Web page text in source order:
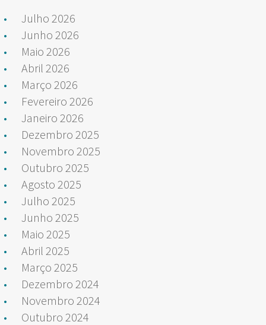
Julho 2026
Junho 2026
Maio 2026
Abril 2026
Março 2026
Fevereiro 2026
Janeiro 2026
Dezembro 2025
Novembro 2025
Outubro 2025
Agosto 2025
Julho 2025
Junho 2025
Maio 2025
Abril 2025
Março 2025
Dezembro 2024
Novembro 2024
Outubro 2024